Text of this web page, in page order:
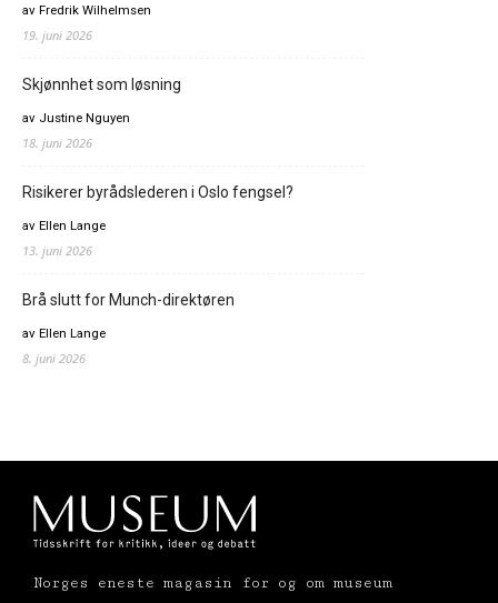
av Fredrik Wilhelmsen
19. juni 2026
Skjønnhet som løsning
av Justine Nguyen
18. juni 2026
Risikerer byrådslederen i Oslo fengsel?
av Ellen Lange
13. juni 2026
Brå slutt for Munch-direktøren
av Ellen Lange
8. juni 2026
Norges eneste magasin for og om museum